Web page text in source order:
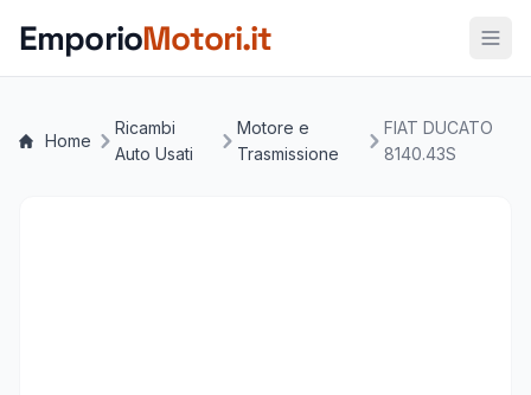
EmporioMotori.it
Home
Ricambi
Auto Usati
Motore e
Trasmissione
FIAT DUCATO
8140.43S